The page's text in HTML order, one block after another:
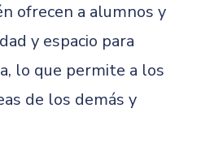
ofrecen a alumnos y
y espacio para
lo que permite a los
de los demás y